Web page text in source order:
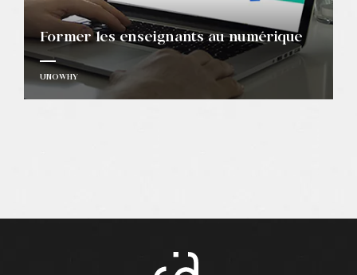
Former les enseignants au numérique
UNOWHY